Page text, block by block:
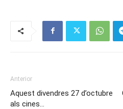
Anterior
Aquest divendres 27 d’octubre
als cines…